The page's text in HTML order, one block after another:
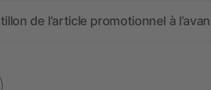
de l’article promotionnel à